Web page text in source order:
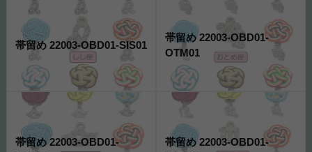
帯留め 22003-OBD01-SIS01
帯留め 22003-OBD01-
OTM01
帯留め 22003-OBD01-
帯留め 22003-OBD01-